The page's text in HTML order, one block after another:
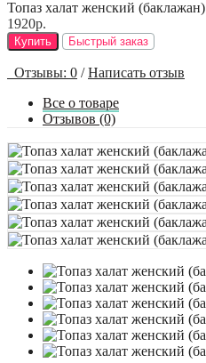
Топаз халат женский (баклажан)
1920р.
Купить Быстрый заказ
Отзывы: 0 / Написать отзыв
Все о товаре
Отзывов (0)